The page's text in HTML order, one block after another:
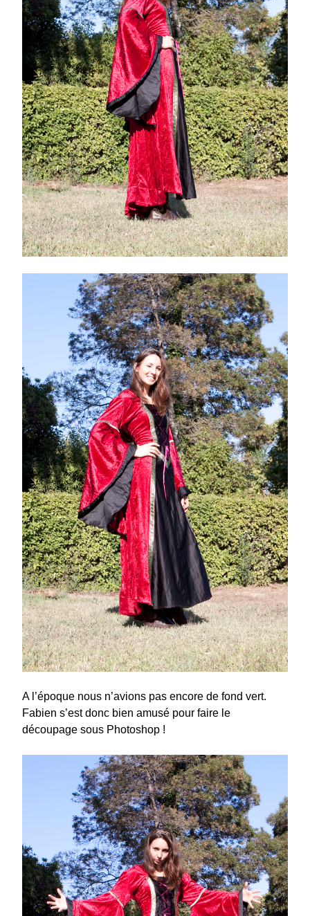
A l’époque nous n’avions pas encore de fond vert.
Fabien s’est donc bien amusé pour faire le
découpage sous Photoshop !